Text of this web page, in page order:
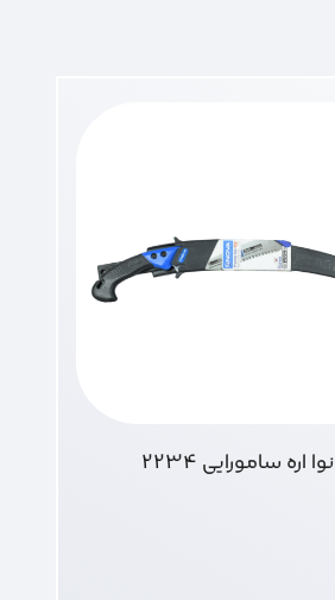
نوا اره سامورایی 2234